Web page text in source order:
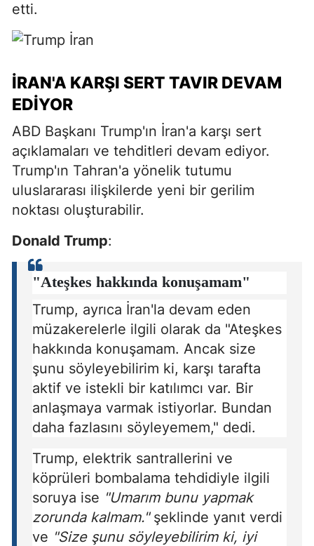
etti.
İRAN'A KARŞI SERT TAVIR DEVAM
EDIYOR
ABD Başkanı Trump'ın İran'a karşı sert
açıklamaları ve tehditleri devam ediyor.
Trump'ın Tahran'a yönelik tutumu
uluslararası ilişkilerde yeni bir gerilim
noktası oluşturabilir.
Donald Trump:
"Ateşkes hakkında konuşamam"
Trump, ayrıca İran'la devam eden
müzakerelerle ilgili olarak da "Ateşkes
hakkında konuşamam. Ancak size
şunu söyleyebilirim ki, karşı tarafta
aktif ve istekli bir katılımcı var. Bir
anlaşmaya varmak istiyorlar. Bundan
daha fazlasını söyleyemem," dedi.
Trump, elektrik santrallerini ve
köprüleri bombalama tehdidiyle ilgili
soruya ise "Umarım bunu yapmak
zorunda kalmam."şeklinde yanıt verdi
ve "Size şunu söyleyebilirim ki, iyi